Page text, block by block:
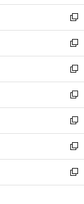
ウ
で
開
く
ン
ド
ウ
で
開
く
ウ
ィ
ン
ド
ウ
で
開
く
し
い
ウ
ィ
ン
ド
ウ
で
開
く
新
し
い
ウ
ィ
ン
ド
ウ
で
開
く
新
し
い
ウ
ィ
ン
ド
ウ
で
開
く
新
し
い
ウ
ィ
ン
ド
ウ
で
開
新
し
い
ウ
ィ
ン
ド
ウ
新
し
い
ウ
ィ
ン
新
し
い
ウ
新
し